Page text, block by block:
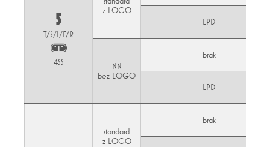
5
T/S/I/F/R
4SS
z LOGO
LPD
NN
bez LOGO
brak
LPD
standard
z LOGO
brak